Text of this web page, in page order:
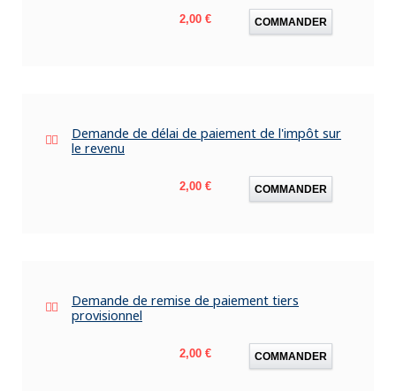
Prix
2,00 € COMMANDER
Demande de délai de paiement de l'impôt sur
le revenu
Prix
2,00 € COMMANDER
Demande de remise de paiement tiers
provisionnel
Prix
2,00 € COMMANDER